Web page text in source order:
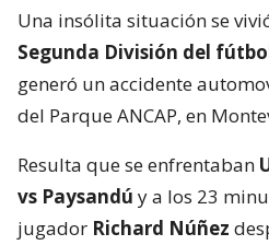
Una insólita situación se
Segunda División del
generó un accidente
del Parque ANCAP, en
Resulta que se enfrentaban
vs Paysandú y a los 23
jugador Richard Núñez